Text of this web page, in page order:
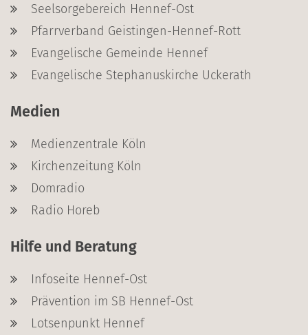
Seelsorgebereich Hennef-Ost
Pfarrverband Geistingen-Hennef-Rott
Evangelische Gemeinde Hennef
Evangelische Stephanuskirche Uckerath
Medien
Medienzentrale Köln
Kirchenzeitung Köln
Domradio
Radio Horeb
Hilfe und Beratung
Infoseite Hennef-Ost
Prävention im SB Hennef-Ost
Lotsenpunkt Hennef